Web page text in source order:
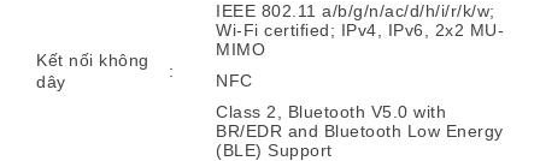
Kết nối không
dây
:
IEEE 802.11 a/b/g/n/ac/d/h/i/r/k/w;
Wi-Fi certified; IPv4, IPv6, 2x2 MU-
MIMO
NFC
Class 2, Bluetooth V5.0 with
BR/EDR and Bluetooth Low Energy
(BLE) Support